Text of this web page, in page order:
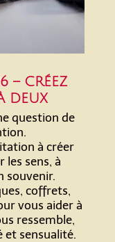
– CRÉEZ
DEUX
question de
à créer
les sens, à
souvenir.
coffrets,
vous aider à
ressemble,
sensualité.